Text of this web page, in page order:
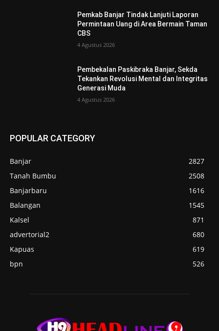
Pemkab Banjar Tindak Lanjuti Laporan
Permintaan Uang di Area Bermain Taman
CBS
4 Agustus 2026
Pembekalan Paskibraka Banjar, Sekda
Tekankan Revolusi Mental dan Integritas
Generasi Muda
4 Agustus 2026
POPULAR CATEGORY
Banjar
2827
Tanah Bumbu
2508
Banjarbaru
1616
Balangan
1545
Kalsel
871
advertorial2
680
Kapuas
619
bpn
526